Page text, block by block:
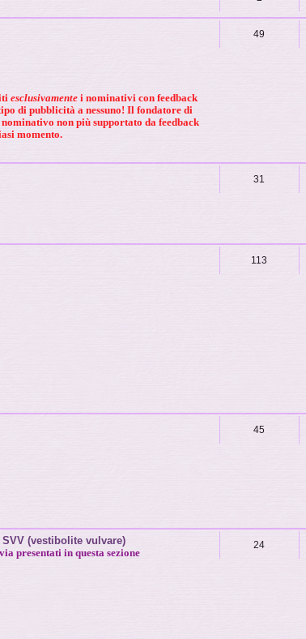
esclusivamentei nominativi con feedback
di pubblicità a nessuno! Il fondatore di
non più supportato da feedback
momento.
49
31
113
45
(vestibolite vulvare)
presentati in questa sezione
24